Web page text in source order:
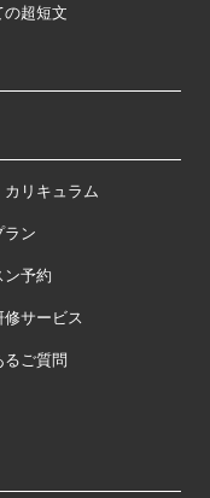
の超短文
カリキュラム
ラン
ン予約
修サービス
るご質問